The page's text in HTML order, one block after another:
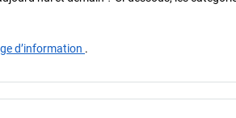
d’information .